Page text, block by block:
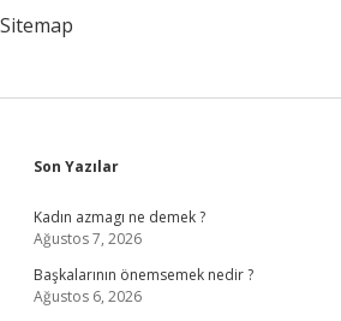
Sitemap
Sidebar
Son Yazılar
Kadın azmagı ne demek ?
Ağustos 7, 2026
Başkalarının önemsemek nedir ?
Ağustos 6, 2026